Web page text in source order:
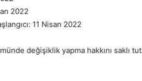
2022
11 Nisan 2022
değişiklik yapma hakkını saklı